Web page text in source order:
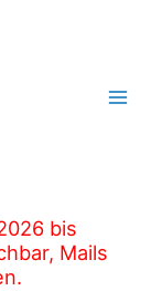
bis
Mails